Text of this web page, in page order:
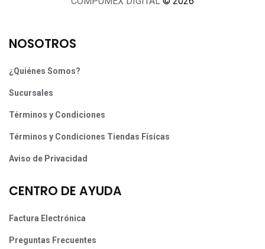
NOSOTROS
¿Quiénes Somos?
Sucursales
Términos y Condiciones
Términos y Condiciones Tiendas Físicas
Aviso de Privacidad
CENTRO DE AYUDA
Factura Electrónica
Preguntas Frecuentes